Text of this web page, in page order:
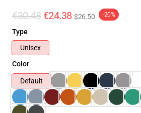
€30.48 €24.38 $26.50 -20%
Type
Unisex
Color
Default